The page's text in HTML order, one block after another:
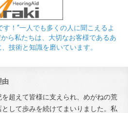
！“一人でも多くの人に聞こえるよ
ら私たちは、大切なお客様であるあ
技術と知識を磨いています。
由
超えて皆様に支えられ、めがねの荒
して歩みを続けてまいりました。私